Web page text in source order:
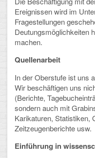
CLOUD
Lernraum Berlin
Nextcloud (Eigene
Gitlab
Ereignissen wird im
Fragestellungen
Deutungsmöglichkeiten
machen.
Quellenarbeit
In der Oberstufe ist uns
Wir beschäftigen uns
(Berichte,
sondern auch mit
Karikaturen, Statistiken,
Zeitzeugenberichte usw.
Einführung in